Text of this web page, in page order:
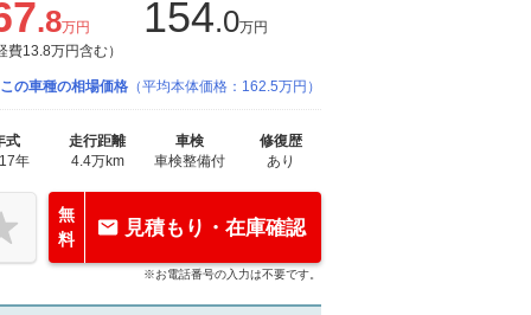
.8万円
費13.8万円含む）
154.0万円
この車種の相場価格 （平均本体価格：162.5万円）
式
年
走行距離
4.4万km
車検
車検整備付
修復歴
あり
無
料
見積もり・在庫確認
※お電話番号の入力は不要です。